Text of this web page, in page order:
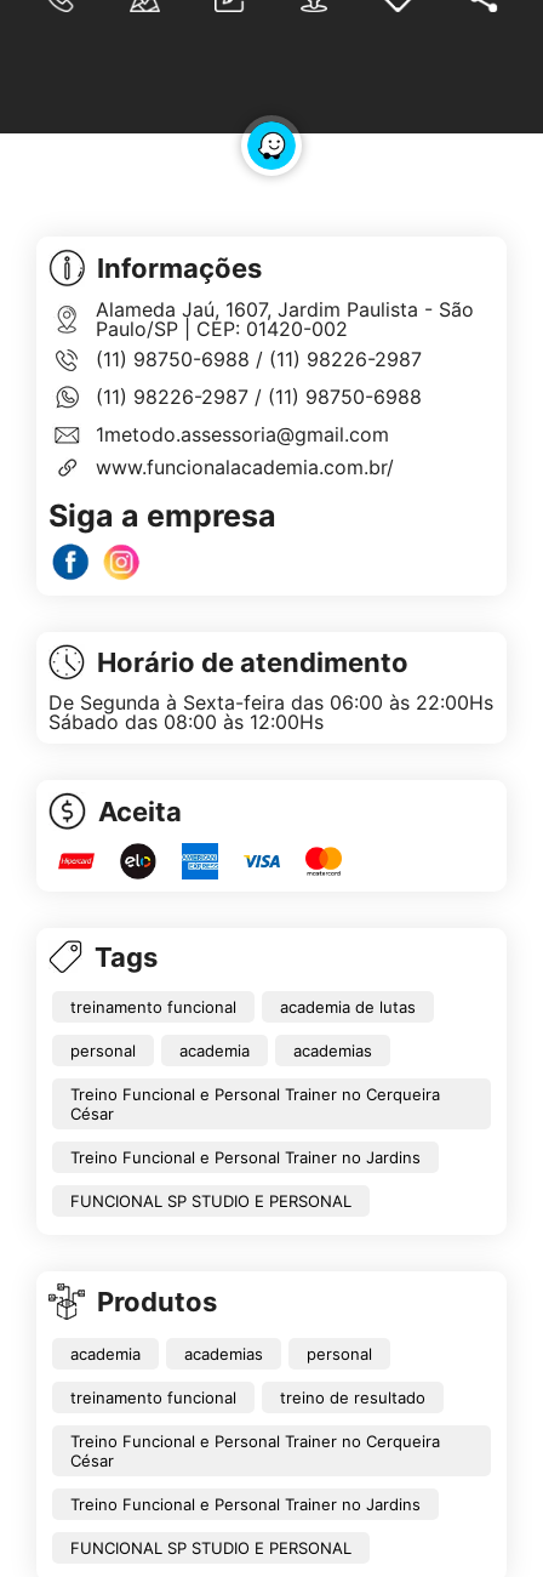
Informações
Alameda Jaú, 1607, Jardim Paulista - São
Paulo/SP | CEP: 01420-002
(11) 98750-6988 / (11) 98226-2987
(11) 98226-2987 / (11) 98750-6988
1metodo.assessoria@gmail.com
www.funcionalacademia.com.br/
Siga a empresa
Horário de atendimento
De Segunda à Sexta-feira das 06:00 às 22:00Hs
Sábado das 08:00 às 12:00Hs
Aceita
Tags
treinamento funcional academia de lutas
personal academia academias
Treino Funcional e Personal Trainer no Cerqueira
César
Treino Funcional e Personal Trainer no Jardins
FUNCIONAL SP STUDIO E PERSONAL
Produtos
academia academias personal
treinamento funcional treino de resultado
Treino Funcional e Personal Trainer no Cerqueira
César
Treino Funcional e Personal Trainer no Jardins
FUNCIONAL SP STUDIO E PERSONAL